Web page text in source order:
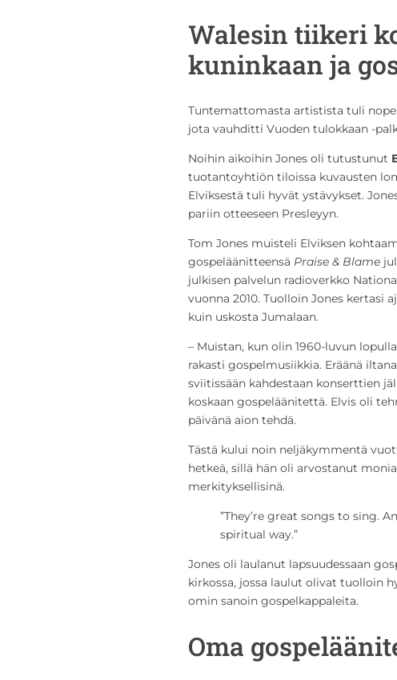
Walesin tiikeri
kuninkaan ja
Tuntemattomasta artistista tuli
jota vauhditti Vuoden tulokkaan -
Noihin aikoihin Jones oli tutustunut
tuotantoyhtiön tiloissa kuvausten
Elviksestä tuli hyvät ystävykset.
pariin otteeseen Presleyyn.
Tom Jones muisteli Elviksen
gospeläänitteensä Praise & Blame
julkisen palvelun radioverkko
vuonna 2010. Tuolloin Jones kertasi
kuin uskosta Jumalaan.
– Muistan, kun olin 1960-luvun
rakasti gospelmusiikkia. Eräänä
sviitissään kahdestaan konserttien
koskaan gospeläänitettä. Elvis oli
päivänä aion tehdä.
Tästä kului noin neljäkymmentä
hetkeä, sillä hän oli arvostanut
merkityksellisinä.
”They’re great songs to sing.
spiritual way.”
Jones oli laulanut lapsuudessaan
kirkossa, jossa laulut olivat tuolloin
omin sanoin gospelkappaleita.
Oma